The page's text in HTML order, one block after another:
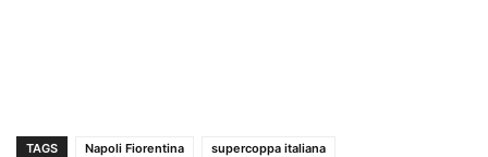
TAGS Napoli Fiorentina supercoppa italiana